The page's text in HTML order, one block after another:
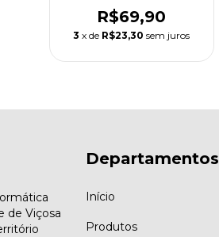
R$69,90
3 x de R$23,30 sem juros
de Viçosa
Departamentos
Início
Produtos